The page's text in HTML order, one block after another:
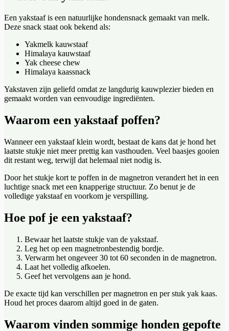
Een yakstaaf is een natuurlijke hondensnack gemaakt van melk.
Deze snack staat ook bekend als:
Yakmelk kauwstaaf
Himalaya kauwstaaf
Yak cheese chew
Himalaya kaassnack
Yakstaven zijn geliefd omdat ze langdurig kauwplezier bieden en
gemaakt worden van eenvoudige ingrediënten.
Waarom een yakstaaf poffen?
Wanneer een yakstaaf klein wordt, bestaat de kans dat je hond het
laatste stukje niet meer prettig kan vasthouden. Veel baasjes gooien
dit restant weg, terwijl dat helemaal niet nodig is.
Door het stukje kort te poffen in de magnetron verandert het in een
luchtige snack met een knapperige structuur. Zo benut je de
volledige yakstaaf en voorkom je verspilling.
Hoe pof je een yakstaaf?
Bewaar het laatste stukje van de yakstaaf.
Leg het op een magnetronbestendig bordje.
Verwarm het ongeveer 30 tot 60 seconden in de magnetron.
Laat het volledig afkoelen.
Geef het vervolgens aan je hond.
De exacte tijd kan verschillen per magnetron en per stuk yak kaas.
Houd het proces daarom altijd goed in de gaten.
Waarom vinden sommige honden gepofte